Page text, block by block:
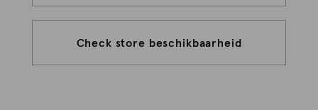
Check store beschikbaarheid